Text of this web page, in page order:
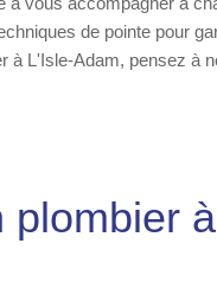
de pointe pour
à L'Isle-Adam, pensez à